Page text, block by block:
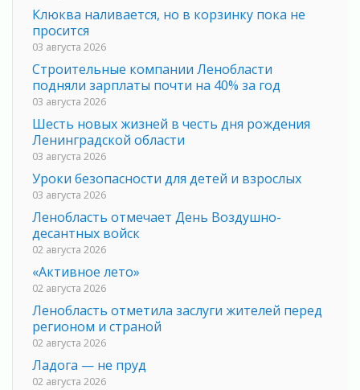
Клюква наливается, но в корзинку пока не
просится
03 августа 2026
Строительные компании Ленобласти
подняли зарплаты почти на 40% за год
03 августа 2026
Шесть новых жизней в честь дня рождения
Ленинградской области
03 августа 2026
Уроки безопасности для детей и взрослых
03 августа 2026
Ленобласть отмечает День Воздушно-
десантных войск
02 августа 2026
«Активное лето»
02 августа 2026
Ленобласть отметила заслуги жителей перед
регионом и страной
02 августа 2026
Ладога — не пруд
02 августа 2026